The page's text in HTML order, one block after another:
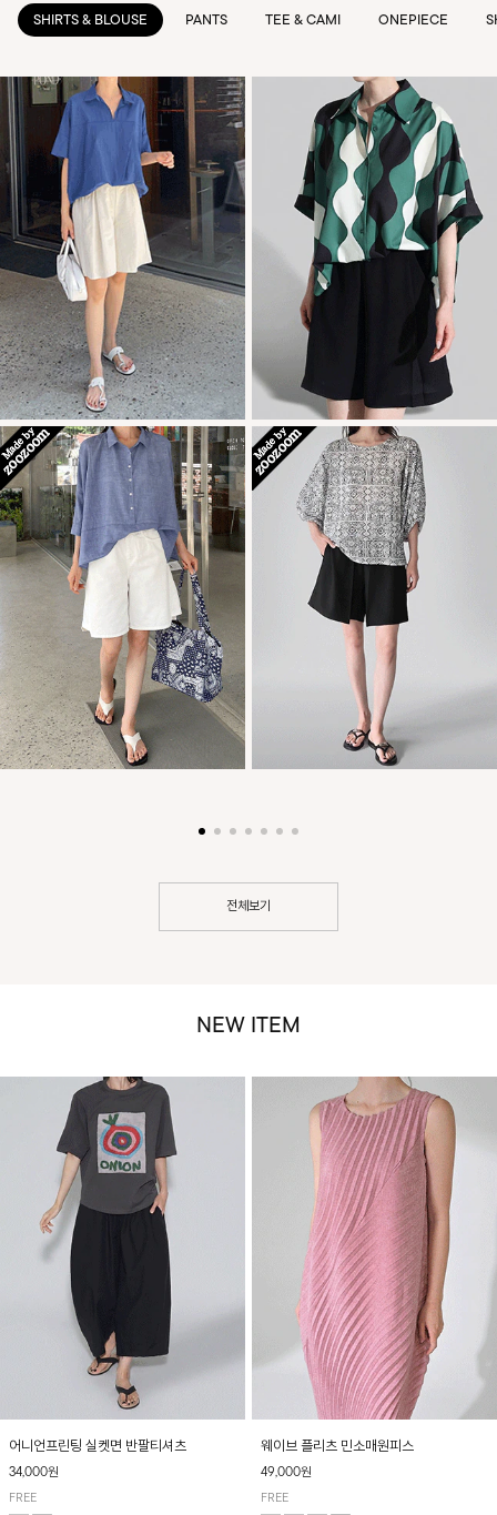
PANTS TEE & CAMI ONEPIECE SKIRTS OUTWEAR
전체보기
NEW ITEM
어니언프린팅 실켓면 반팔티셔츠
34,000원
FREE
웨이브 플리츠 민소매원피스
49,000원
FREE